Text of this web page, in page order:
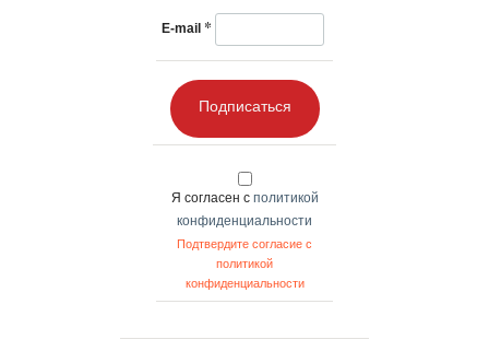
E-mail *
Подписаться
Я согласен с политикой
конфиденциальности
Подтвердите согласие с
политикой
конфиденциальности